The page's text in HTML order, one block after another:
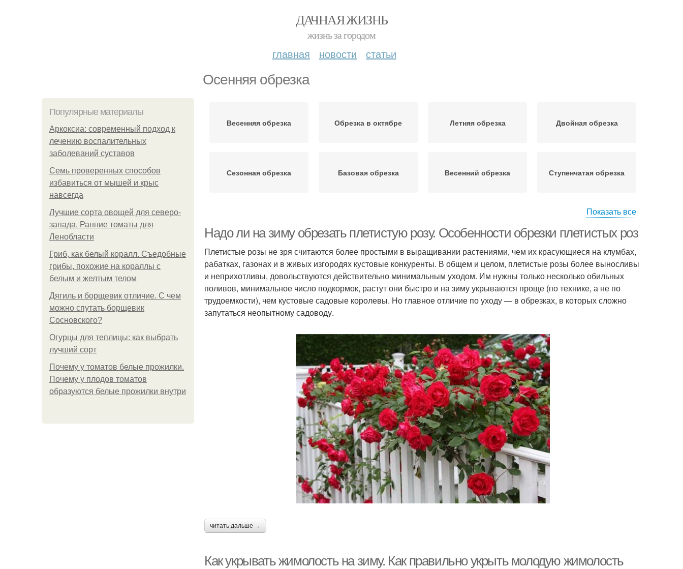
ДАЧНАЯ ЖИЗНЬ
жизнь за городом
главная новости статьи
Осенняя обрезка
Популярные материалы
Аркоксиа: современный подход к
лечению воспалительных
заболеваний суставов
Семь проверенных способов
избавиться от мышей и крыс
навсегда
Лучшие сорта овощей для северо-
запада. Ранние томаты для
Ленобласти
Гриб, как белый коралл. Съедобные
грибы, похожие на кораллы с
белым и желтым телом
Дягиль и борщевик отличие. С чем
можно спутать борщевик
Сосновского?
Огурцы для теплицы: как выбрать
лучший сорт
Почему у томатов белые прожилки.
Почему у плодов томатов
образуются белые прожилки внутри
Весенняя обрезка Обрезка в октябре Летняя обрезка Двойная обрезка
Сезонная обрезка Базовая обрезка Весенний обрезка Ступенчатая обрезка
Культуры для осенней
обрезки
Осенняя подкормка Санитарная обрезка Осенний укрытие
Показать все
Надо ли на зиму обрезать плетистую розу. Особенности обрезки плетистых роз
Плетистые розы не зря считаются более простыми в выращивании растениями, чем их красующиеся на клумбах,
рабатках, газонах и в живых изгородях кустовые конкуренты. В общем и целом, плетистые розы более выносливы
и неприхотливы, довольствуются действительно минимальным уходом. Им нужны только несколько обильных
поливов, минимальное число подкормок, растут они быстро и на зиму укрываются проще (по технике, а не по
трудоемкости), чем кустовые садовые королевы. Но главное отличие по уходу — в обрезках, в которых сложно
запутаться неопытному садоводу.
читать дальше →
Как укрывать жимолость на зиму. Как правильно укрыть молодую жимолость